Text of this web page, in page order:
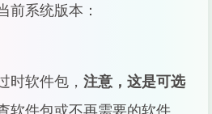
前系统版本：
时软件包， 注意，这是可选
软件包或不再需要的软件